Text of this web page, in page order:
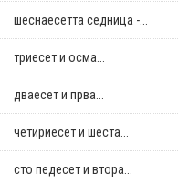
шеснаесетта седница -...
триесет и осма...
дваесет и прва...
четириесет и шеста...
сто педесет и втора...